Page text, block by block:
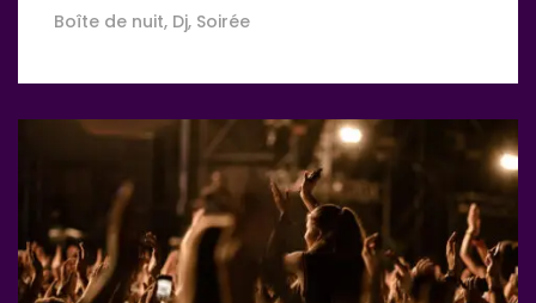
Boîte de nuit, Dj, Soirée